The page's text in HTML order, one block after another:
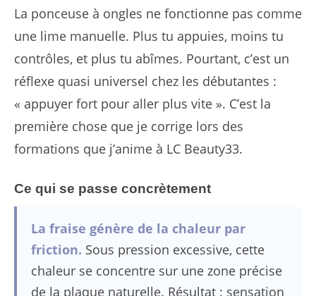
La ponceuse à ongles ne fonctionne pas comme
une lime manuelle. Plus tu appuies, moins tu
contrôles, et plus tu abîmes. Pourtant, c’est un
réflexe quasi universel chez les débutantes :
« appuyer fort pour aller plus vite ». C’est la
première chose que je corrige lors des
formations que j’anime à LC Beauty33.
Ce qui se passe concrètement
La fraise génère de la chaleur par
friction. Sous pression excessive, cette
chaleur se concentre sur une zone précise
de la plaque naturelle. Résultat : sensation